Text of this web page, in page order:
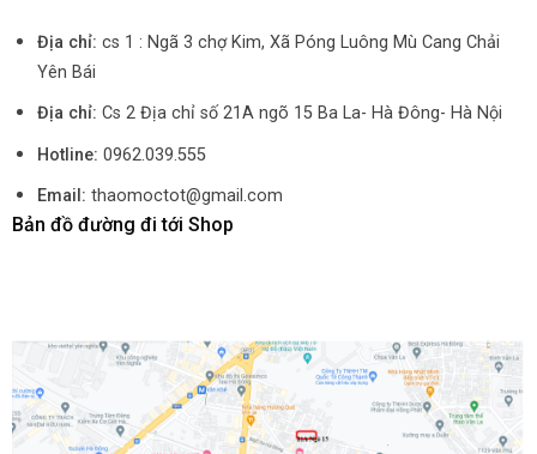
Địa chỉ: cs 1 : Ngã 3 chợ Kim, Xã Póng Luông Mù Cang Chải
Yên Bái
Địa chỉ: Cs 2 Địa chỉ số 21A ngõ 15 Ba La- Hà Đông- Hà Nội
Hotline: 0962.039.555
Email: thaomoctot@gmail.com
Bản đồ đường đi tới Shop